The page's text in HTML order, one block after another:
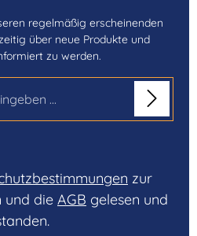
regelmäßig erscheinenden
über neue Produkte und
zu werden.
zur
und die AGB gelesen und